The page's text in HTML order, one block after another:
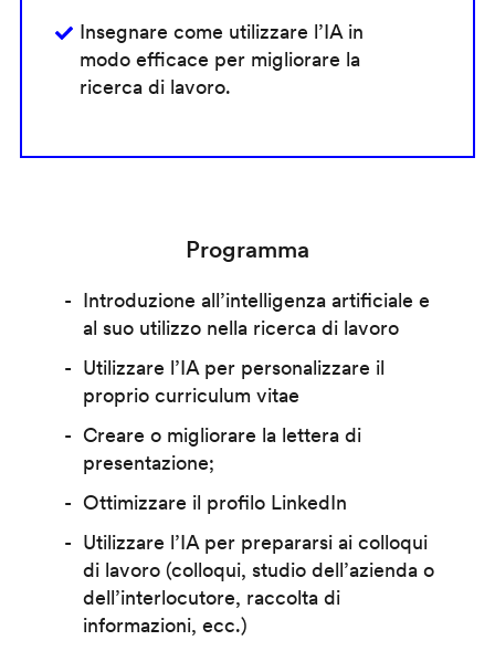
Insegnare come utilizzare l’IA in
modo efficace per migliorare la
ricerca di lavoro.
Programma
Introduzione all’intelligenza artificiale e
al suo utilizzo nella ricerca di lavoro
Utilizzare l’IA per personalizzare il
proprio curriculum vitae
Creare o migliorare la lettera di
presentazione;
Ottimizzare il profilo LinkedIn
Utilizzare l’IA per prepararsi ai colloqui
di lavoro (colloqui, studio dell’azienda o
dell’interlocutore, raccolta di
informazioni, ecc.)